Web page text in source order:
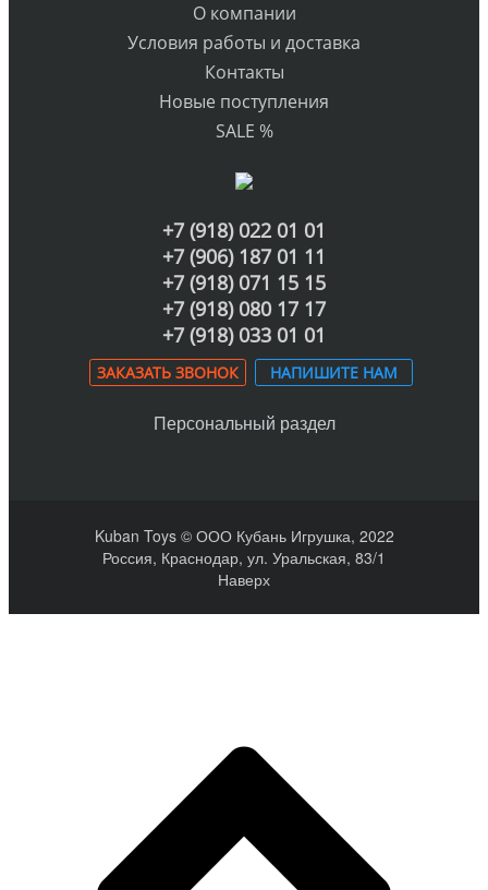
О компании
Условия работы и доставка
Контакты
Новые поступления
SALE %
+7 (918) 022 01 01
+7 (906) 187 01 11
+7 (918) 071 15 15
+7 (918) 080 17 17
+7 (918) 033 01 01
ЗАКАЗАТЬ ЗВОНОК НАПИШИТЕ НАМ
Персональный раздел
Kuban Toys © ООО Кубань Игрушка, 2022
Россия, Краснодар, ул. Уральская, 83/1
Наверх